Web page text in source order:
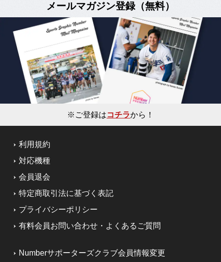
メールマガジン登録（無料）
※ご登録はコチラから！
利用規約
対応機種
会員退会
特定商取引法に基づく表記
プライバシーポリシー
有料会員お問い合わせ・よくあるご質問
Numberサポーターズクラブ会員情報変更